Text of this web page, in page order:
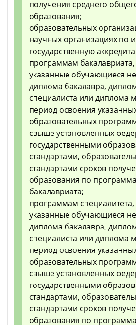
получения среднего
образования;
образовательных
научных организациях
государственную
программам бакалавриата,
указанные обучающиеся
диплома бакалавра,
специалиста или диплома
период освоения
образовательных
свыше установленных
государственными
стандартами,
стандартами сроков
образования по
бакалавриата;
программам специалитета,
указанные обучающиеся
диплома бакалавра,
специалиста или диплома
период освоения
образовательных
свыше установленных
государственными
стандартами,
стандартами сроков
образования по